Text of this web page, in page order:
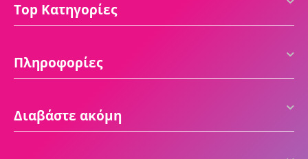
Top Κατηγορίες
Πληροφορίες
Διαβάστε ακόμη